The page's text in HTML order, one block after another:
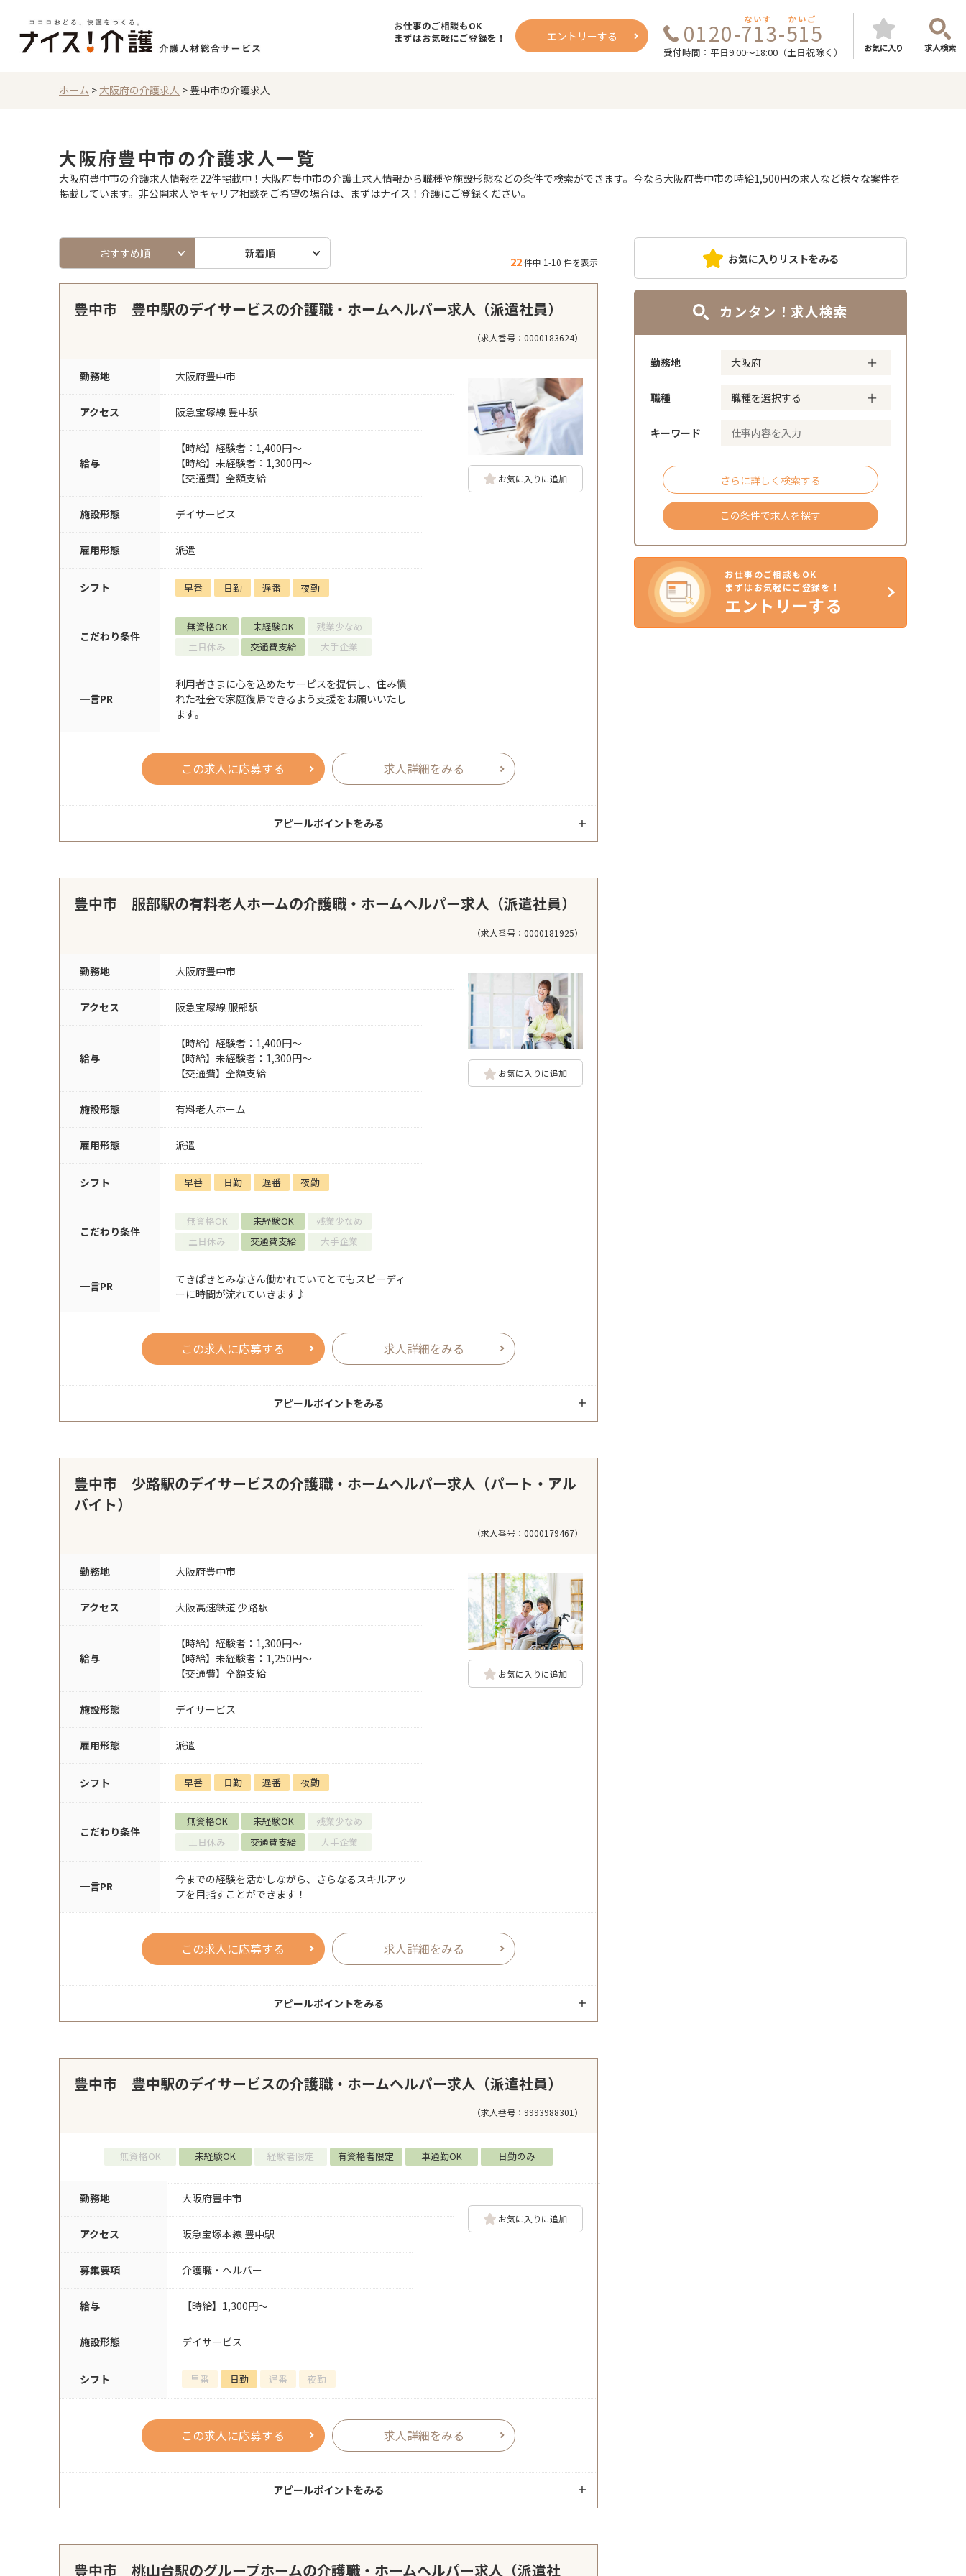
お仕事のご相談もOK
まずはお気軽にご登録を！
エントリーする 0120-713-515
ないす かいご
受付時間：平日9:00～18:00（土日祝除く） お気に入り 求人検索
ホーム > 大阪府の介護求人 > 豊中市の介護求人
大阪府豊中市の介護求人一覧
大阪府豊中市の介護求人情報を22件掲載中！大阪府豊中市の介護士求人情報から職種や施設形態などの条件で検索ができます。今なら大阪府豊中市の時給1,500円の求人など様々な案件を
掲載しています。非公開求人やキャリア相談をご希望の場合は、まずはナイス！介護にご登録ください。
22件中 1-10 件を表示
おすすめ順 新着順
豊中市｜豊中駅のデイサービスの介護職・ホームヘルパー求人（派遣社員）
（求人番号：0000183624）
勤務地 大阪府豊中市
アクセス 阪急宝塚線 豊中駅
給与
【時給】経験者：1,400円～
【時給】未経験者：1,300円～
【交通費】全額支給
施設形態 デイサービス
雇用形態 派遣
シフト 早番 日勤 遅番 夜勤
こだわり条件
無資格OK 未経験OK
残業少なめ
土日休み
交通費支給 大手企業
一言PR
利用者さまに心を込めたサーピスを提供し、住み慣
れた社会で家庭復帰できるよう支援をお願いいたし
ます。
お気に入りに追加
この求人に応募する 求人詳細をみる
アピールポイントをみる
豊中市｜服部駅の有料老人ホームの介護職・ホームヘルパー求人（派遣社員）
（求人番号：0000181925）
勤務地 大阪府豊中市
アクセス 阪急宝塚線 服部駅
給与
【時給】経験者：1,400円～
【時給】未経験者：1,300円～
【交通費】全額支給
施設形態 有料老人ホーム
雇用形態 派遣
シフト 早番 日勤 遅番 夜勤
こだわり条件
無資格OK 未経験OK
残業少なめ
土日休み
交通費支給 大手企業
一言PR
てきぱきとみなさん働かれていてとてもスピーディ
ーに時間が流れていきます♪
お気に入りに追加
この求人に応募する 求人詳細をみる
アピールポイントをみる
豊中市｜少路駅のデイサービスの介護職・ホームヘルパー求人（パート・アル
バイト）
（求人番号：0000179467）
勤務地 大阪府豊中市
アクセス 大阪高速鉄道 少路駅
給与
【時給】経験者：1,300円～
【時給】未経験者：1,250円～
【交通費】全額支給
施設形態 デイサービス
雇用形態 派遣
シフト 早番 日勤 遅番 夜勤
こだわり条件
無資格OK 未経験OK
残業少なめ
土日休み
交通費支給 大手企業
一言PR
今までの経験を活かしながら、さらなるスキルアッ
プを目指すことができます！
お気に入りに追加
この求人に応募する 求人詳細をみる
アピールポイントをみる
豊中市｜豊中駅のデイサービスの介護職・ホームヘルパー求人（派遣社員）
（求人番号：9993988301）
無資格OK 未経験OK 経験者限定 有資格者限定 車通勤OK 日勤のみ
勤務地 大阪府豊中市
アクセス 阪急宝塚本線 豊中駅
募集要項 介護職・ヘルパー
給与 【時給】1,300円～
施設形態 デイサービス
シフト 早番 日勤 遅番 夜勤
お気に入りに追加
この求人に応募する 求人詳細をみる
アピールポイントをみる
豊中市｜桃山台駅のグループホームの介護職・ホームヘルパー求人（派遣社
お気に入りリストをみる
カンタン！求人検索
勤務地
職種
キーワード
さらに詳しく検索する
この条件で求人を探す
お仕事のご相談もOK
まずはお気軽にご登録を！
エントリーする